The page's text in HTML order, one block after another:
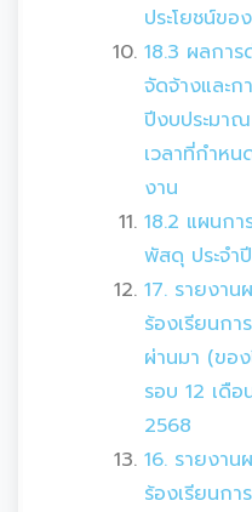
ประโยชน์ขอ
18.3 ผลการ
จัดจ้างและก
ปีงบประมา
เวลาที่กำห
งาน
18.2 แผนกา
พัสดุ ประจำ
17. รายงาน
ร้องเรียนกา
ผ่านมา (ขอ
รอบ 12 เดื
2568
16. รายงาน
ร้องเรียนกา